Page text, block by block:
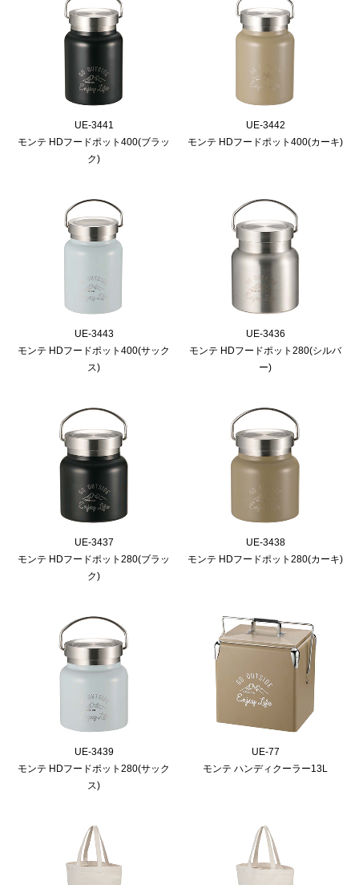
UE-3441
モンテ HDフードポット400(ブラッ
ク)
UE-3442
モンテ HDフードポット400(カーキ)
UE-3443
モンテ HDフードポット400(サック
ス)
UE-3436
モンテ HDフードポット280(シルバ
ー)
UE-3437
モンテ HDフードポット280(ブラッ
ク)
UE-3438
モンテ HDフードポット280(カーキ)
UE-3439
モンテ HDフードポット280(サック
ス)
UE-77
モンテ ハンディクーラー13L